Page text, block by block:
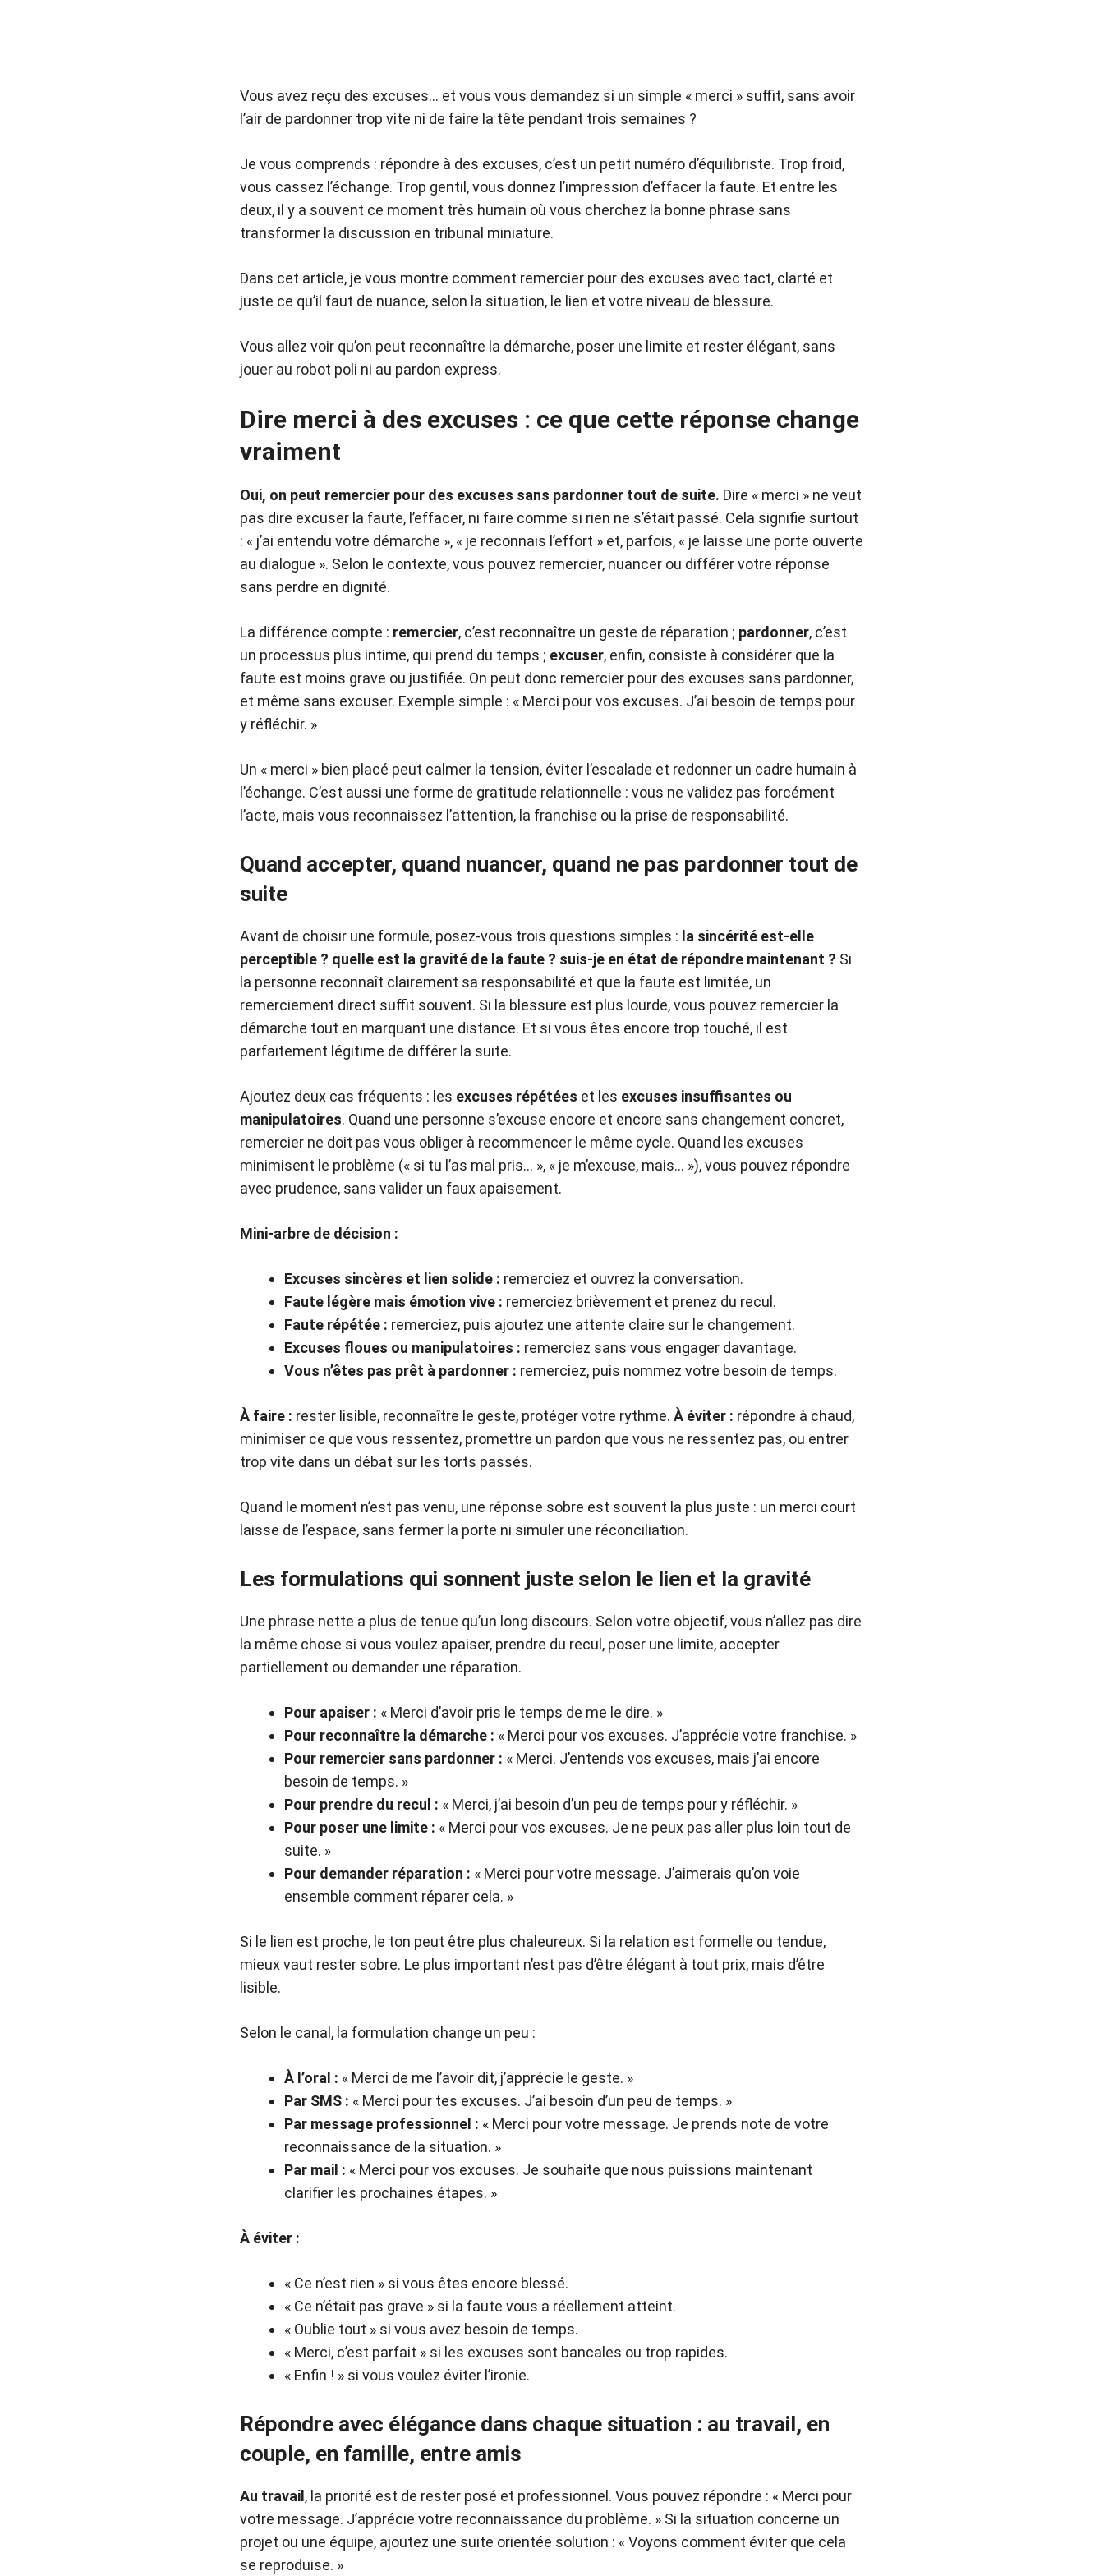
Vous avez reçu des excuses… et vous vous demandez si un simple « merci » suffit, sans avoir
l’air de pardonner trop vite ni de faire la tête pendant trois semaines ?
Je vous comprends : répondre à des excuses, c’est un petit numéro d’équilibriste. Trop froid,
vous cassez l’échange. Trop gentil, vous donnez l’impression d’effacer la faute. Et entre les
deux, il y a souvent ce moment très humain où vous cherchez la bonne phrase sans
transformer la discussion en tribunal miniature.
Dans cet article, je vous montre comment remercier pour des excuses avec tact, clarté et
juste ce qu’il faut de nuance, selon la situation, le lien et votre niveau de blessure.
Vous allez voir qu’on peut reconnaître la démarche, poser une limite et rester élégant, sans
jouer au robot poli ni au pardon express.
Dire merci à des excuses : ce que cette réponse change
vraiment
Oui, on peut remercier pour des excuses sans pardonner tout de suite. Dire « merci » ne veut
pas dire excuser la faute, l’effacer, ni faire comme si rien ne s’était passé. Cela signifie surtout
: « j’ai entendu votre démarche », « je reconnais l’effort » et, parfois, « je laisse une porte ouverte
au dialogue ». Selon le contexte, vous pouvez remercier, nuancer ou différer votre réponse
sans perdre en dignité.
La différence compte : remercier, c’est reconnaître un geste de réparation ; pardonner, c’est
un processus plus intime, qui prend du temps ; excuser, enfin, consiste à considérer que la
faute est moins grave ou justifiée. On peut donc remercier pour des excuses sans pardonner,
et même sans excuser. Exemple simple : « Merci pour vos excuses. J’ai besoin de temps pour
y réfléchir. »
Un « merci » bien placé peut calmer la tension, éviter l’escalade et redonner un cadre humain à
l’échange. C’est aussi une forme de gratitude relationnelle : vous ne validez pas forcément
l’acte, mais vous reconnaissez l’attention, la franchise ou la prise de responsabilité.
Quand accepter, quand nuancer, quand ne pas pardonner tout de
suite
Avant de choisir une formule, posez-vous trois questions simples : la sincérité est-elle
perceptible ? quelle est la gravité de la faute ? suis-je en état de répondre maintenant ? Si
la personne reconnaît clairement sa responsabilité et que la faute est limitée, un
remerciement direct suffit souvent. Si la blessure est plus lourde, vous pouvez remercier la
démarche tout en marquant une distance. Et si vous êtes encore trop touché, il est
parfaitement légitime de différer la suite.
Ajoutez deux cas fréquents : les excuses répétées et les excuses insuffisantes ou
manipulatoires. Quand une personne s’excuse encore et encore sans changement concret,
remercier ne doit pas vous obliger à recommencer le même cycle. Quand les excuses
minimisent le problème (« si tu l’as mal pris… », « je m’excuse, mais… »), vous pouvez répondre
avec prudence, sans valider un faux apaisement.
Mini-arbre de décision :
Excuses sincères et lien solide : remerciez et ouvrez la conversation.
Faute légère mais émotion vive : remerciez brièvement et prenez du recul.
Faute répétée : remerciez, puis ajoutez une attente claire sur le changement.
Excuses floues ou manipulatoires : remerciez sans vous engager davantage.
Vous n’êtes pas prêt à pardonner : remerciez, puis nommez votre besoin de temps.
À faire : rester lisible, reconnaître le geste, protéger votre rythme. À éviter : répondre à chaud,
minimiser ce que vous ressentez, promettre un pardon que vous ne ressentez pas, ou entrer
trop vite dans un débat sur les torts passés.
Quand le moment n’est pas venu, une réponse sobre est souvent la plus juste : un merci court
laisse de l’espace, sans fermer la porte ni simuler une réconciliation.
Les formulations qui sonnent juste selon le lien et la gravité
Une phrase nette a plus de tenue qu’un long discours. Selon votre objectif, vous n’allez pas dire
la même chose si vous voulez apaiser, prendre du recul, poser une limite, accepter
partiellement ou demander une réparation.
Pour apaiser : « Merci d’avoir pris le temps de me le dire. »
Pour reconnaître la démarche : « Merci pour vos excuses. J’apprécie votre franchise. »
Pour remercier sans pardonner : « Merci. J’entends vos excuses, mais j’ai encore
besoin de temps. »
Pour prendre du recul : « Merci, j’ai besoin d’un peu de temps pour y réfléchir. »
Pour poser une limite : « Merci pour vos excuses. Je ne peux pas aller plus loin tout de
suite. »
Pour demander réparation : « Merci pour votre message. J’aimerais qu’on voie
ensemble comment réparer cela. »
Si le lien est proche, le ton peut être plus chaleureux. Si la relation est formelle ou tendue,
mieux vaut rester sobre. Le plus important n’est pas d’être élégant à tout prix, mais d’être
lisible.
Selon le canal, la formulation change un peu :
À l’oral : « Merci de me l’avoir dit, j’apprécie le geste. »
Par SMS : « Merci pour tes excuses. J’ai besoin d’un peu de temps. »
Par message professionnel : « Merci pour votre message. Je prends note de votre
reconnaissance de la situation. »
Par mail : « Merci pour vos excuses. Je souhaite que nous puissions maintenant
clarifier les prochaines étapes. »
À éviter :
« Ce n’est rien » si vous êtes encore blessé.
« Ce n’était pas grave » si la faute vous a réellement atteint.
« Oublie tout » si vous avez besoin de temps.
« Merci, c’est parfait » si les excuses sont bancales ou trop rapides.
« Enfin ! » si vous voulez éviter l’ironie.
Répondre avec élégance dans chaque situation : au travail, en
couple, en famille, entre amis
Au travail , la priorité est de rester posé et professionnel. Vous pouvez répondre : « Merci pour
votre message. J’apprécie votre reconnaissance du problème. » Si la situation concerne un
projet ou une équipe, ajoutez une suite orientée solution : « Voyons comment éviter que cela
se reproduise. »